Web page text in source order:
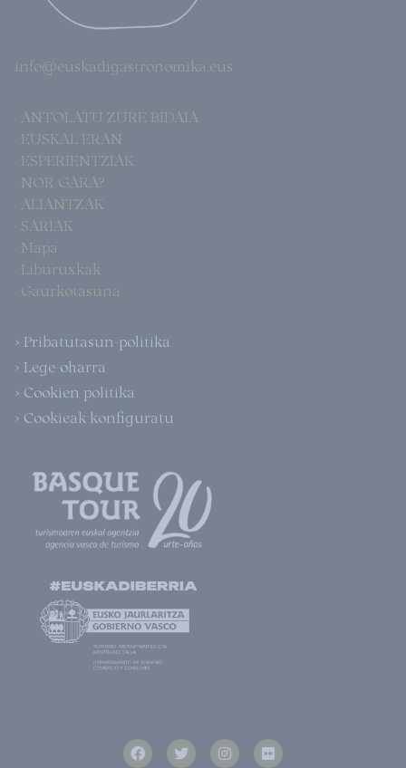
info@euskadigastronomika.eus
· ANTOLATU ZURE BIDAIA
· EUSKAL ERAN
· ESPERIENTZIAK
· NOR GARA?
· ALIANTZAK
· SARIAK
· Mapa
· Liburuxkak
· Gaurkotasuna
> Pribatutasun-politika
> Lege-oharra
> Cookien politika
> Cookieak konfiguratu